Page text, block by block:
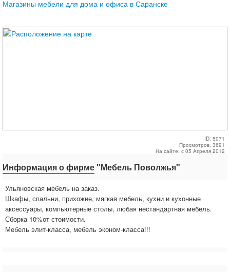
Магазины мебели для дома и офиса в Саранске
ID: 5071
Просмотров: 3691
На сайте: с 05 Апреля 2012
Информация о фирме"Мебель Поволжья"
Ульяновская мебель на заказ.
Шкафы, спальни, прихожие, мягкая мебель, кухни и кухонные
аксессуары, компьютерные столы, любая нестандартная мебель.
Сборка 10%от стоимости.
Мебель элит-класса, мебель эконом-класса!!!